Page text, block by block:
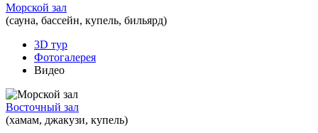
Морской зал
(сауна, бассейн, купель, бильярд)
3D тур
Фотогалерея
Видео
Восточный зал
(хамам, джакузи, купель)